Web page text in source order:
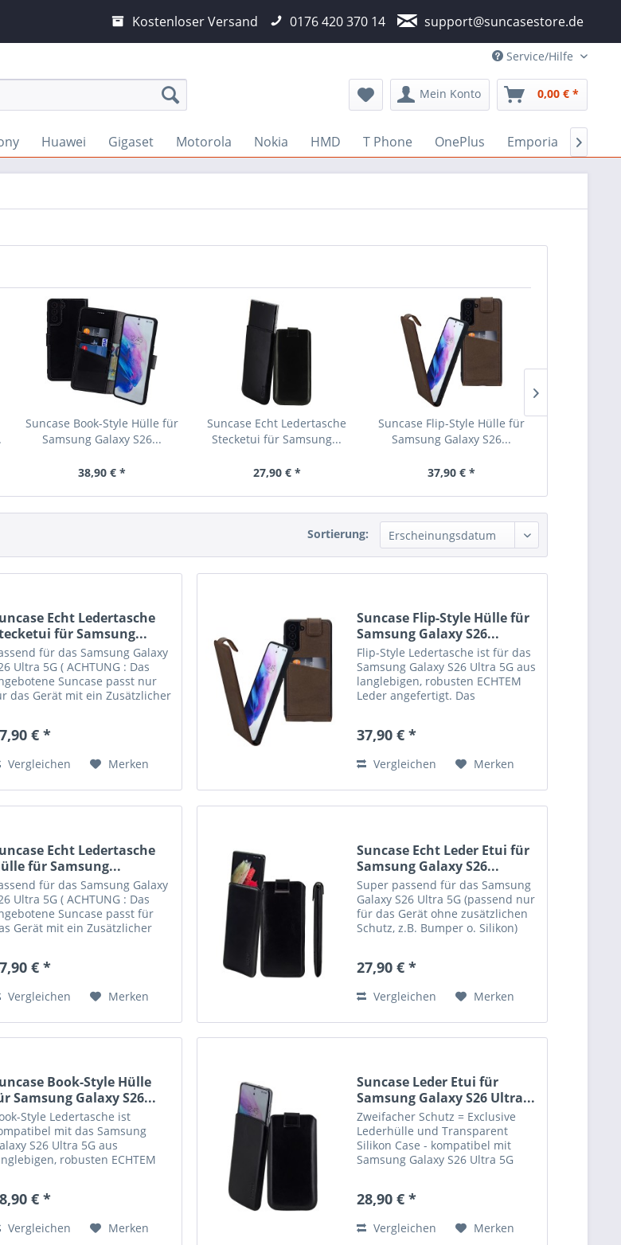
Kostenloser Versand 0176 420 370 14 support@suncasestore.de
Service/Hilfe
Mein Konto 0,00 € *
Huawei Gigaset Motorola Nokia HMD T Phone OnePlus Emporia 
Suncase Book-Style Hülle für
Samsung Galaxy S26...
38,90 € *
Suncase Echt Ledertasche
Stecketui für Samsung...
27,90 € *
Suncase Flip-Style Hülle für
Samsung Galaxy S26...
37,90 € *
Sortierung:
Echt Ledertasche
für Samsung...
für das Samsung Galaxy
Ultra 5G ( ACHTUNG : Das
Suncase passt nur
das Gerät mit ein Zusätzlicher
ca. 168 x 86 x 16 mm
und...
€ *
Vergleichen Merken
Suncase Flip-Style Hülle für
Samsung Galaxy S26...
Flip-Style Ledertasche ist für das
Samsung Galaxy S26 Ultra 5G aus
langlebigen, robusten ECHTEM
Leder angefertigt. Das
das Display. Die hochwertige
37,90 € *
Vergleichen Merken
Echt Ledertasche
für Samsung...
für das Samsung Galaxy
Ultra 5G ( ACHTUNG : Das
Suncase passt für
Gerät mit ein Zusätzlicher
ca. 168 x 82 x 12 mm
und...
€ *
Vergleichen Merken
Suncase Echt Leder Etui für
Samsung Galaxy S26...
Super passend für das Samsung
Galaxy S26 Ultra 5G (passend nur
für das Gerät ohne zusätzlichen
Schutz, z.B. Bumper o. Silikon)
verleihen der Tasche eine lange
27,90 € *
Vergleichen Merken
Book-Style Hülle
Samsung Galaxy S26...
Style Ledertasche ist
mit das Samsung
S26 Ultra 5G aus
robusten ECHTEM
öffnen und schließen.
€ *
Vergleichen Merken
Suncase Leder Etui für
Samsung Galaxy S26 Ultra...
Zweifacher Schutz = Exclusive
Lederhülle und Transparent
Silikon Case - kompatibel mit
Samsung Galaxy S26 Ultra 5G
einem zusätzlichem Bumper oder
28,90 € *
Vergleichen Merken